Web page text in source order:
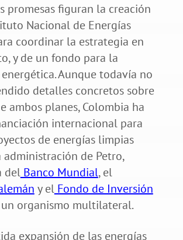
promesas figuran la creación
Nacional de Energías
coordinar la estrategia en
y de un fondo para la
Aunque todavía no
detalles concretos sobre
ambos planes, Colombia ha
internacional para
de energías limpias
de Petro,
delBanco Mundial, el
y elFondo de Inversión
un organismo multilateral.
expansión de las energías